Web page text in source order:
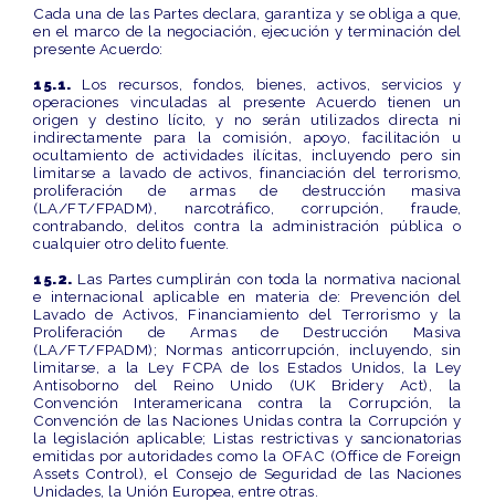
Cada una de las Partes declara, garantiza y se obliga a que,
en el marco de la negociación, ejecución y terminación del
presente Acuerdo:
15.1.
Los recursos, fondos, bienes, activos, servicios y
operaciones vinculadas al presente Acuerdo tienen un
origen y destino lícito, y no serán utilizados directa ni
indirectamente para la comisión, apoyo, facilitación u
ocultamiento de actividades ilícitas, incluyendo pero sin
limitarse a lavado de activos, financiación del terrorismo,
proliferación de armas de destrucción masiva
(LA/FT/FPADM), narcotráfico, corrupción, fraude,
contrabando, delitos contra la administración pública o
cualquier otro delito fuente.
15.2. Las Partes cumplirán con toda la normativa nacional
e internacional aplicable en materia de: Prevención del
Lavado de Activos, Financiamiento del Terrorismo y la
Proliferación de Armas de Destrucción Masiva
(LA/FT/FPADM); Normas anticorrupción, incluyendo, sin
limitarse, a la Ley FCPA de los Estados Unidos, la Ley
Antisoborno del Reino Unido (UK Bridery Act), la
Convención Interamericana contra la Corrupción, la
Convención de las Naciones Unidas contra la Corrupción y
la legislación aplicable; Listas restrictivas y sancionatorias
emitidas por autoridades como la OFAC (Office de Foreign
Assets Control), el Consejo de Seguridad de las Naciones
Unidades, la Unión Europea, entre otras.